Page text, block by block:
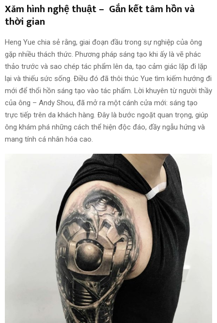
Xăm hình nghệ thuật – Gắn kết tâm hồn và
thời gian
Heng Yue chia sẻ rằng, giai đoạn đầu trong sự nghiệp của ông
gặp nhiều thách thức. Phương pháp sáng tạo khi ấy là vẽ phác
thảo trước và sao chép tác phẩm lên da, tạo cảm giác lặp đi lặp
lại và thiếu sức sống. Điều đó đã thôi thúc Yue tìm kiếm hướng đi
mới để thổi hồn sáng tạo vào tác phẩm. Lời khuyên từ người thầy
của ông – Andy Shou, đã mở ra một cánh cửa mới: sáng tạo
trực tiếp trên da khách hàng. Đây là bước ngoặt quan trọng, giúp
ông khám phá những cách thể hiện độc đáo, đầy ngẫu hứng và
mang tính cá nhân hóa cao.